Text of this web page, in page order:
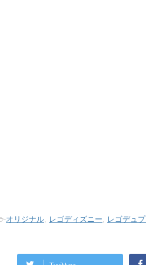
-オリジナル, レゴディズニー, レゴデュプ